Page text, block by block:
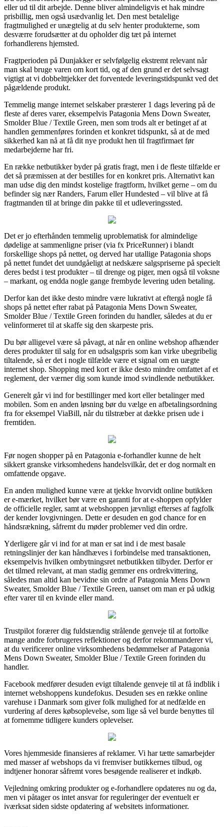
eller ud til dit arbejde. Denne bliver almindeligvis et hak mindre
prisbillig, men også usædvanlig let. Den mest betalelige
fragtmulighed er unægtelig at du selv henter produkterne, som
desværre forudsætter at du opholder dig tæt på internet
forhandlerens hjemsted.
Fragtperioden på Dunjakker er selvfølgelig ekstremt relevant når
man skal bruge varen om kort tid, og af den grund er det selvsagt
vigtigt at vi dobbelttjekker det forventede leveringstidspunkt ved det
pågældende produkt.
Temmelig mange internet selskaber præsterer 1 dags levering på de
fleste af deres varer, eksempelvis Patagonia Mens Down Sweater,
Smolder Blue / Textile Green, men som trods alt er betinget af at
handlen gemmenføres forinden et konkret tidspunkt, så at de med
sikkerhed kan nå at få dit nye produkt hen til fragtfirmaet før
medarbejderne har fri.
En række netbutikker byder på gratis fragt, men i de fleste tilfælde er
det så præmissen at der bestilles for en konkret pris. Alternativt kan
man udse dig den mindst kostelige fragtform, hvilket gerne – om du
befinder sig nær Randers, Farum eller Hundested – vil blive at få
fragtmanden til at bringe din pakke til et udleveringssted.
Det er jo efterhånden temmelig uproblematisk for almindelige
dødelige at sammenligne priser (via fx PriceRunner) i blandt
forskellige shops på nettet, og derved har utallige Patagonia shops
på nettet fundet det uundgåeligt at nedskære salgspriserne på specielt
deres bedst i test produkter – til drenge og piger, men også til voksne
– markant, og endda nogle gange frembyde levering uden betaling.
Derfor kan det ikke desto mindre være lukrativt at eftergå nogle få
shops på nettet efter rabat på Patagonia Mens Down Sweater,
Smolder Blue / Textile Green forinden du handler, således at du er
velinformeret til at skaffe sig den skarpeste pris.
Du bør alligevel være så påvagt, at når en online webshop afhænder
deres produkter til salg for en udsalgspris som kan virke ubegribelig
tiltalende, så er det i nogle tilfælde være et signal om en uægte
internet shop. Shopping med kort er ikke desto mindre omfattet af et
reglement, der værner dig som kunde imod svindlende netbutikker.
Generelt går vi ind for bestillinger med kort eller betalinger med
mobilen. Som en anden løsning bør du vælge en afbetalingsordning
fra for eksempel ViaBill, når du tilstræber at dække prisen ude i
fremtiden.
Før nogen shopper på en Patagonia e-forhandler kunne de helt
sikkert granske virksomhedens handelsvilkår, det er dog normalt en
omfattende opgave.
En anden mulighed kunne være at tjekke hvorvidt online butikken
er e-mærket, hvilket bør være en garanti for at e-shoppen opfylder
de officielle regler, samt at webshoppen jævnligt efterses af fagfolk
der kender lovgivningen. Dette er desuden en god chance for en
håndsrækning, såfremt du møder problemer ved din ordre.
Yderligere går vi ind for at man er sat ind i de mest basale
retningslinjer der kan håndhæves i forbindelse med transaktionen,
eksempelvis hvilken ombytningsret netbutikken tilbyder. Derfor er
det tilmed relevant, at man stadig gemmer ens ordrekvittering,
således man altid kan bevidne sin ordre af Patagonia Mens Down
Sweater, Smolder Blue / Textile Green, uanset om man er på udkig
efter varer til en kvinde eller mand.
Trustpilot forærer dig fuldstændig strålende genveje til at fortolke
mange andre forbrugeres reflektioner og derfor rekommanderer vi,
at du verificerer online virksomhedens bedømmelser af Patagonia
Mens Down Sweater, Smolder Blue / Textile Green forinden du
handler.
Facebook medfører desuden evigt tiltalende genveje til at få indblik i
internet webshoppens kundefokus. Desuden ses en række online
varehuse i Danmark som giver folk mulighed for at nedfælde en
vurdering af deres købsoplevelse, som lige så vel burde benyttes til
at fornemme tidligere kunders oplevelser.
Vores hjemmeside finansieres af reklamer. Vi har tætte samarbejder
med masser af webshops da vi fremviser butikkernes tilbud, og
indtjener honorar såfremt vores besøgende realiserer et indkøb.
Vejledning omkring produkter og e-forhandlere opdateres nu og da,
men vi påtager os intet ansvar for reguleringer der eventuelt er
iværksat siden sidste opdatering af websitets informationer.